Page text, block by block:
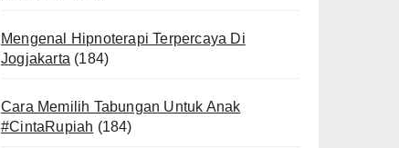
Mengenal Hipnoterapi Terpercaya Di
Jogjakarta (184)
Cara Memilih Tabungan Untuk Anak
#CintaRupiah (184)